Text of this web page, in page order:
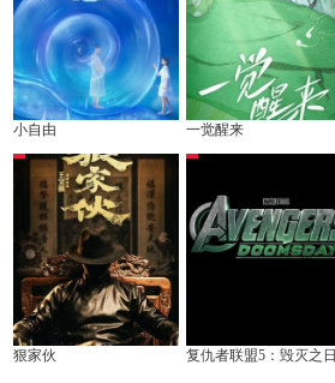
小自由 一觉醒来
狠家伙 复仇者联盟5：毁灭之日